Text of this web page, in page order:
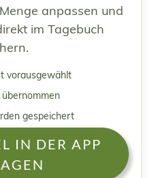
anpassen und
im Tagebuch
vorausgewählt
gespeichert
IN DER APP